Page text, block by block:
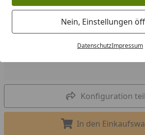
Nein, Einstellungen
DatenschutzImpressum
Konfiguration
In den
In den